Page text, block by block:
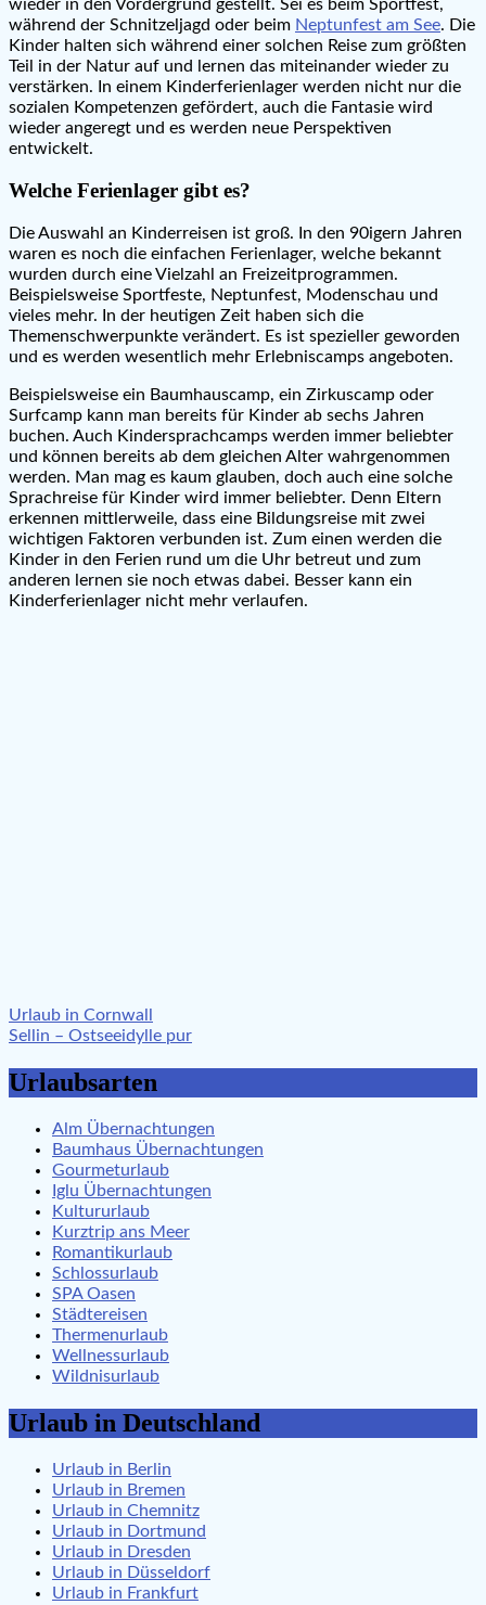
wieder in den Vordergrund gestellt. Sei es beim Sportfest,
während der Schnitzeljagd oder beim Neptunfest am See. Die
Kinder halten sich während einer solchen Reise zum größten
Teil in der Natur auf und lernen das miteinander wieder zu
verstärken. In einem Kinderferienlager werden nicht nur die
sozialen Kompetenzen gefördert, auch die Fantasie wird
wieder angeregt und es werden neue Perspektiven
entwickelt.
Welche Ferienlager gibt es?
Die Auswahl an Kinderreisen ist groß. In den 90igern Jahren
waren es noch die einfachen Ferienlager, welche bekannt
wurden durch eine Vielzahl an Freizeitprogrammen.
Beispielsweise Sportfeste, Neptunfest, Modenschau und
vieles mehr. In der heutigen Zeit haben sich die
Themenschwerpunkte verändert. Es ist spezieller geworden
und es werden wesentlich mehr Erlebniscamps angeboten.
Beispielsweise ein Baumhauscamp, ein Zirkuscamp oder
Surfcamp kann man bereits für Kinder ab sechs Jahren
buchen. Auch Kindersprachcamps werden immer beliebter
und können bereits ab dem gleichen Alter wahrgenommen
werden. Man mag es kaum glauben, doch auch eine solche
Sprachreise für Kinder wird immer beliebter. Denn Eltern
erkennen mittlerweile, dass eine Bildungsreise mit zwei
wichtigen Faktoren verbunden ist. Zum einen werden die
Kinder in den Ferien rund um die Uhr betreut und zum
anderen lernen sie noch etwas dabei. Besser kann ein
Kinderferienlager nicht mehr verlaufen.
Beitragsnavigation
Urlaub in Cornwall
Sellin – Ostseeidylle pur
Urlaubsarten
Alm Übernachtungen
Baumhaus Übernachtungen
Gourmeturlaub
Iglu Übernachtungen
Kultururlaub
Kurztrip ans Meer
Romantikurlaub
Schlossurlaub
SPA Oasen
Städtereisen
Thermenurlaub
Wellnessurlaub
Wildnisurlaub
Urlaub in Deutschland
Urlaub in Berlin
Urlaub in Bremen
Urlaub in Chemnitz
Urlaub in Dortmund
Urlaub in Dresden
Urlaub in Düsseldorf
Urlaub in Frankfurt